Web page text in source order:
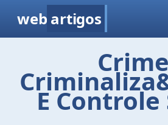
web artigos
E Controle